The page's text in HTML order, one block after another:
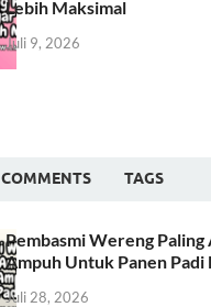
Lebih Maksimal
Juli 9, 2026
COMMENTS TAGS
Pembasmi Wereng Paling
Ampuh Untuk Panen Padi
Juli 28, 2026